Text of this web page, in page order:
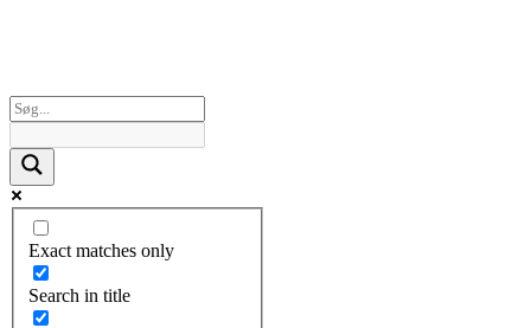
Exact matches only
Search in title